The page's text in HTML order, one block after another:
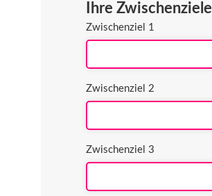
Ihre Zwischenziele
Zwischenziel 1
Zwischenziel 2
Zwischenziel 3